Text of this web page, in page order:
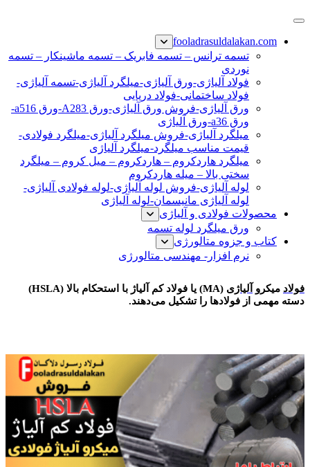
پرش
محتوا
نبشی فولادی-ناودانی فولادی-قیمت ورق-قیمت فولاد
fooladrasuldalakan.com
تسمه ترانس – تسمه فابریک – تسمه ماشینکار – تسمه
نوردی
فولاد آلیاژی-ورق آلیاژی-میلگرد آلیاژی-تسمه آلیاژی-
فولاد ساختمانی-فولاد دریایی
ورق آلیاژی-فروش ورق آلیاژی-ورق A283-ورق a516-
ورق a36-ورق آلیاژی
میلگرد آلیاژی-فروش میلگرد آلیاژی-میلگرد فولادی-
قیمت مناسب میلگرد-میلگرد آلیاژی
میلگرد هاردکروم – هاردکروم – میل کروم – میلگرد
سختی بالا – میله هاردکروم
لوله آلیاژی-فروش لوله آلیاژی-لوله فولادی آلیاژی-
لوله آلیاژی مانیسمان-لوله آلیاژی
محصولات فولادی و آلیاژی
ورق میلگرد لوله تسمه
کتاب و جزوه متالورژی
نرم افزار- مهندسی متالورژی
فولاد میکرو آلیاژ
ی (MA) یا فولاد کم آلیاژ با استحکام بالا (HSLA)
دسته مهمی از فولادها را تشکیل می‌دهند.